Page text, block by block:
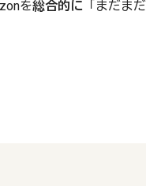
を総合的に 「まだま